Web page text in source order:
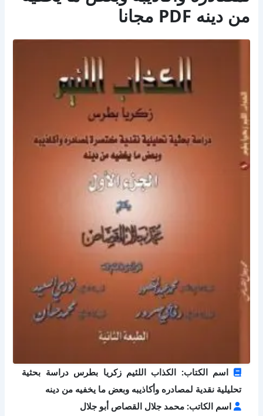
من دينه PDF مجانا
اسم الكتاب: الكذاب اللئيم زكريا بطرس دراسة بحثية
تحليلية نقدية لمصادره وأكاذيبه وبعض ما يخفيه من دينه
اسم الكاتب: محمد جلال القصاص أبو جلال